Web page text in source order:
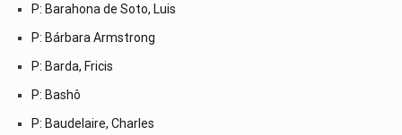
P: Barahona de Soto, Luis
P: Bárbara Armstrong
P: Barda, Fricis
P: Bashô
P: Baudelaire, Charles